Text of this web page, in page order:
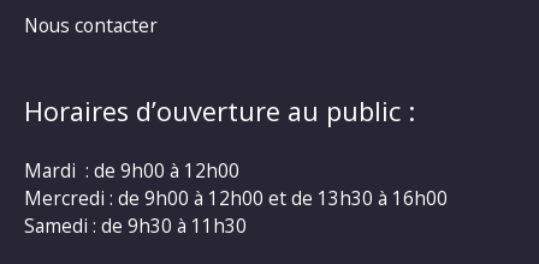
Nous contacter
Horaires d’ouverture au public :
Mardi : de 9h00 à 12h00
Mercredi : de 9h00 à 12h00 et de 13h30 à 16h00
Samedi : de 9h30 à 11h30